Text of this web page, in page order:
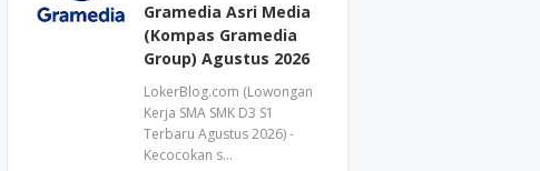
Gramedia Asri Media
(Kompas Gramedia
Group) Agustus 2026
LokerBlog.com (Lowongan
Kerja SMA SMK D3 S1
Terbaru Agustus 2026) -
Kecocokan s…